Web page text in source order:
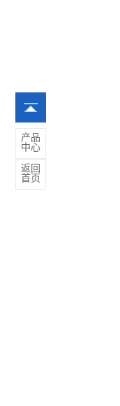
产品
中心
返回
首页